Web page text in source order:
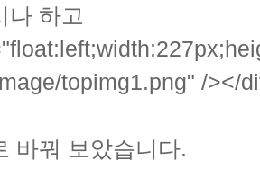
나 하고
topimg1.png" /></
바꿔 보았습니다.